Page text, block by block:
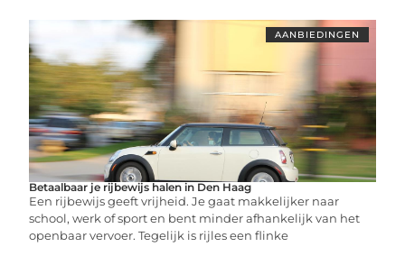
AANBIEDINGEN
Betaalbaar je rijbewijs halen in Den Haag
Een rijbewijs geeft vrijheid. Je gaat makkelijker naar
school, werk of sport en bent minder afhankelijk van het
openbaar vervoer. Tegelijk is rijles een flinke